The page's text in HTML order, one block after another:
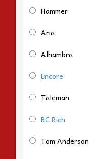
Hammer
Aria
Alhambra
Encore
Taleman
BC Rich
Tom Anderson